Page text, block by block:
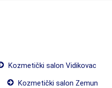
Kozmetički salon Vidikovac
Kozmetički salon Zemun